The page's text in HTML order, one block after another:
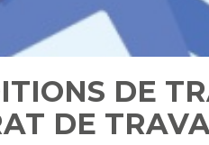
DE
DE